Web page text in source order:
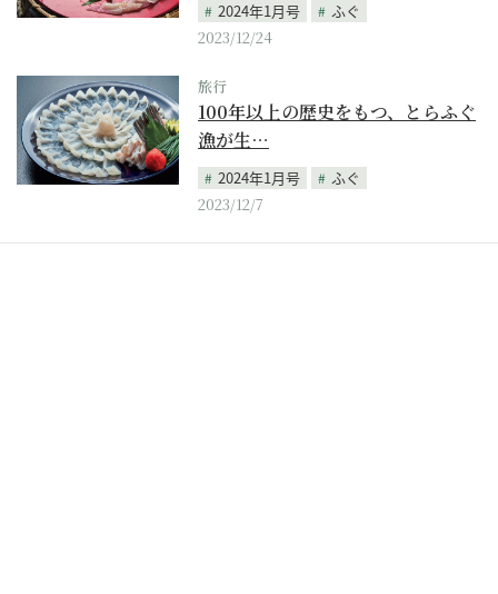
2024年1月号
ふぐ
2023/12/24
旅行
100年以上の歴史をもつ、とらふぐ
漁が生…
2024年1月号
ふぐ
2023/12/7